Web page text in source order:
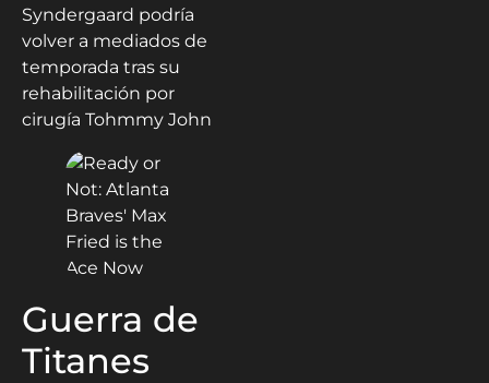
Syndergaard podría
volver a mediados de
temporada tras su
rehabilitación por
cirugía Tohmmy John
Guerra de
Titanes